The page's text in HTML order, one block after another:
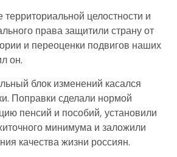
целостности и
права защитили страну от
и переоценки подвигов наших
он.
блок изменений касался
Поправки сделали нормой
пенсий и пособий, установили
минимума и заложили
качества жизни россиян.